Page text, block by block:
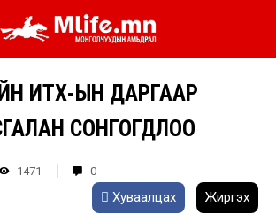
ИТХ-ЫН ДАРГААР
СОНГОГДЛОО
1471 0
Хуваалцах Жиргэх